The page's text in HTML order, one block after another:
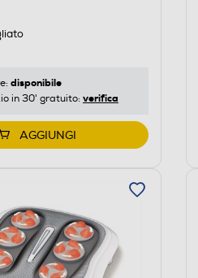
disponibile
in 30' gratuito: verifica
AGGIUNGI